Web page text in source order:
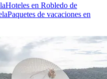
Hoteles en Robledo de
Paquetes de vacaciones en